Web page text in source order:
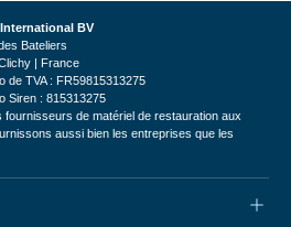
BV
Bateliers
| France
de TVA : FR59815313275
Siren : 815313275
de matériel de restauration aux
aussi bien les entreprises que les